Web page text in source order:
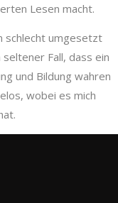
Lesen macht.
schlecht umgesetzt
Fall, dass ein
und Bildung wahren
wobei es mich